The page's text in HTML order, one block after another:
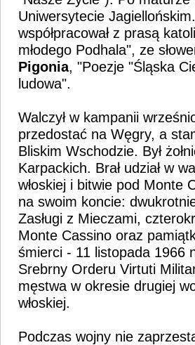
Uniwersytecie
współpracował z prasą
młodego Podhala", ze
Pigonia, "Poezje "Śląska
ludowa".
Walczył w kampanii
przedostać na Węgry, a
Bliskim Wschodzie. Był
Karpackich. Brał udział w
włoskiej i bitwie pod Monte
na swoim koncie:
Zasługi z Mieczami,
Monte Cassino oraz
śmierci - 11 listopada 1966
Srebrny Orderu Virtuti
męstwa w okresie drugiej
włoskiej.
Podczas wojny nie